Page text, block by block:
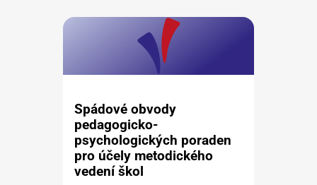
Spádové obvody
pedagogicko-
psychologických poraden
pro účely metodického
vedení škol